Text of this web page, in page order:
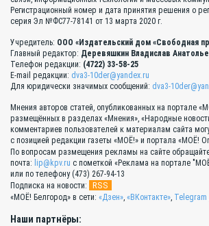
Регистрационный номер и дата принятия решения о
серия Эл №ФС77-78141 от 13 марта 2020 г.
Учредитель: ООО «Издательский дом «Свободная
Главный редактор: Деревяшкин Владислав
Телефон редакции: (4722) 33-58-25
E-mail редакции: dva3-10der@yandex.ru
Для юридически значимых сообщений: dva3-
Мнения авторов статей, опубликованных на портале
размещённых в разделах «Мнения», «Народные
комментариев пользователей к материалам сайта
с позицией редакции газеты «МОЁ!» и портала «МОЁ!
По вопросам размещения рекламы на сайте
почта: lip@kpv.ru с пометкой «Реклама на портале
или по телефону (473) 267-94-13
Подписка на новости:
RSS
«МОЁ! Белгород» в сети: «Дзен», «ВКонтакте», Telegram
Наши партнёры: